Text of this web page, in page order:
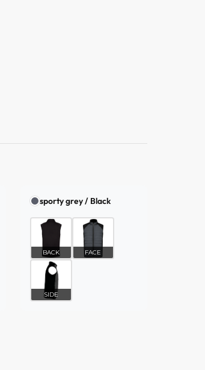
sporty grey / Black
BACK FACE
SIDE